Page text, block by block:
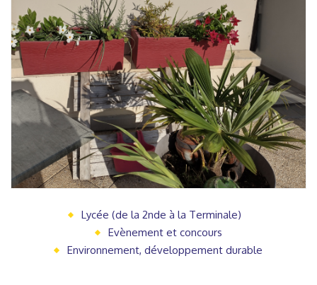
Lycée (de la 2nde à la Terminale)
Evènement et concours
Environnement, développement durable